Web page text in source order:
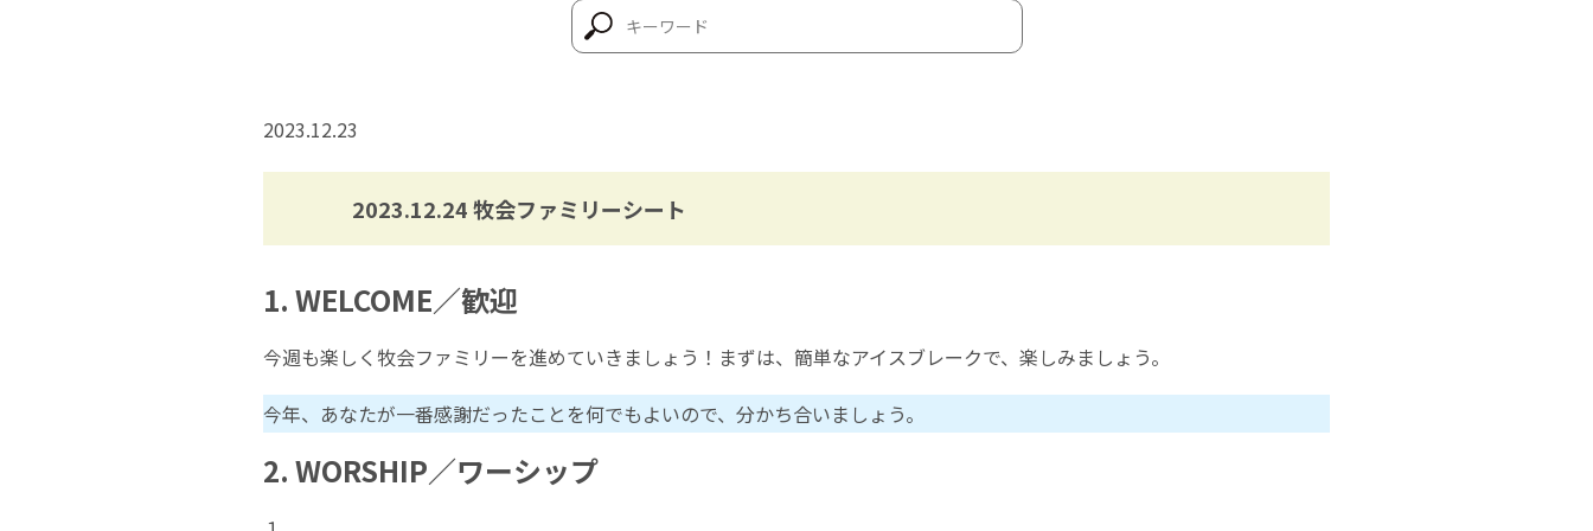
2023.12.23
2023.12.24 牧会ファミリーシート
1. WELCOME／歓迎
今週も楽しく牧会ファミリーを進めていきましょう！まずは、簡単なアイスブレークで、楽しみましょう。
今年、あなたが一番感謝だったことを何でもよいので、分かち合いましょう。
2. WORSHIP／ワーシップ